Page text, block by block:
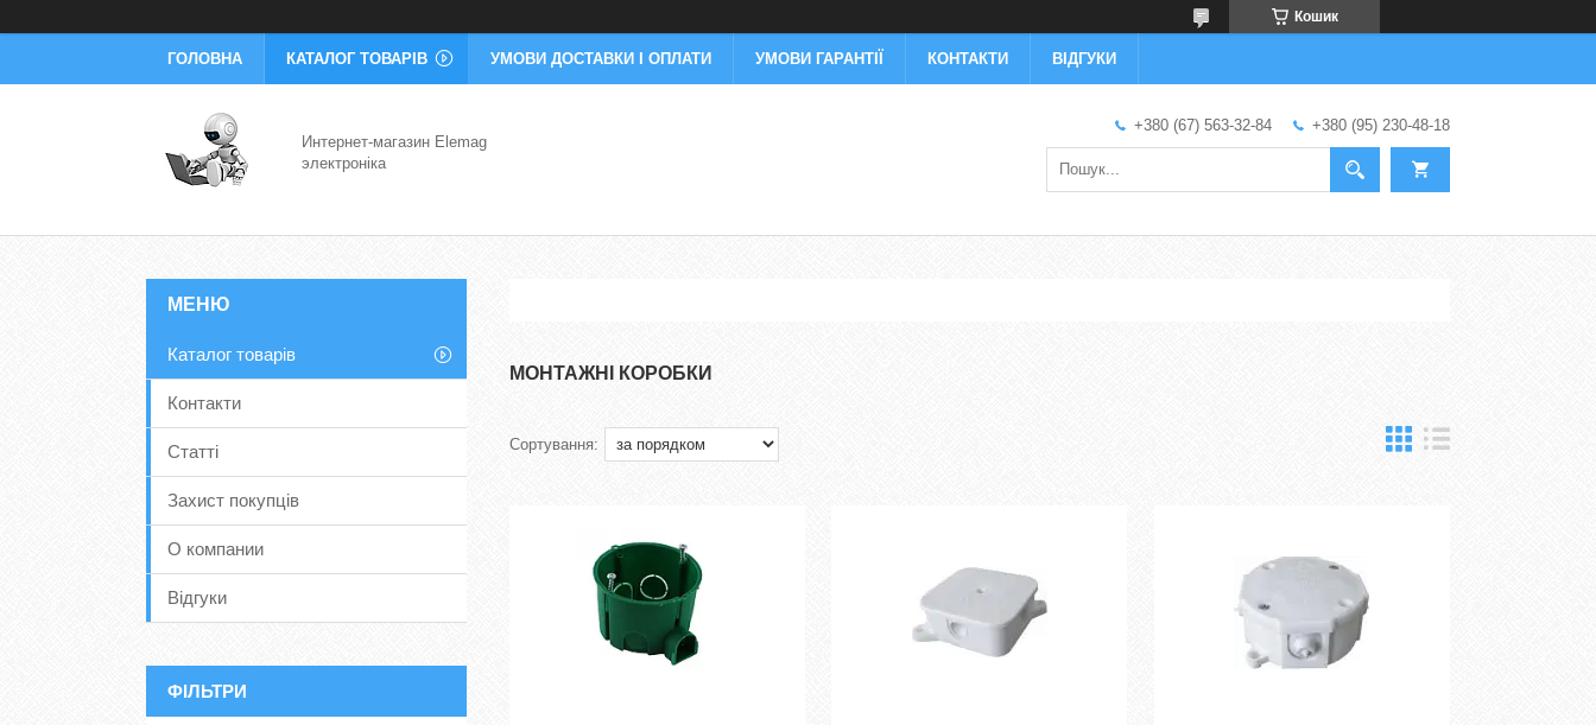
Кошик
ГОЛОВНА КАТАЛОГ ТОВАРІВ УМОВИ ДОСТАВКИ І ОПЛАТИ УМОВИ ГАРАНТІЇ КОНТАКТИ ВІДГУКИ
Интернет-магазин Elemag
электроніка
+380 (67) 563-32-84 +380 (95) 230-48-18
МОНТАЖНІ КОРОБКИ
Каталог товарів
Контакти
Статті
Захист покупців
О компании
Відгуки
ФІЛЬТРИ